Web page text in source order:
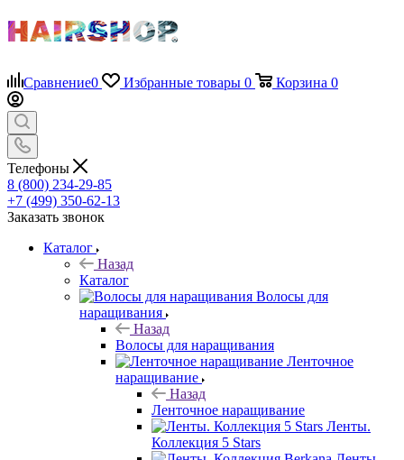
Сравнение0 Избранные товары 0 Корзина 0
Телефоны
8 (800) 234-29-85
+7 (499) 350-62-13
Заказать звонок
Каталог
Назад
Каталог
Волосы для
наращивания
Назад
Волосы для наращивания
Ленточное
наращивание
Назад
Ленточное наращивание
Ленты.
Коллекция 5 Stars